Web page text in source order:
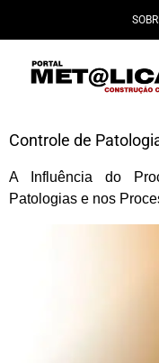
conteúdo
Controle de
A Influência do
Patologias e nos